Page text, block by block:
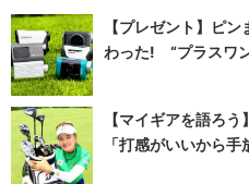
【プレゼント】ピ
わった! “プラスワ
【マイギアを語ろ
「打感がいいから手